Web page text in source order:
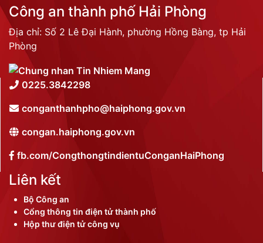
Công an thành phố Hải Phòng
Địa chỉ: Số 2 Lê Đại Hành, phường Hồng Bàng, tp Hải
Phòng
0225.3842298
conganthanhpho@haiphong.gov.vn
congan.haiphong.gov.vn
fb.com/CongthongtindientuConganHaiPhong
Liên kết
Bộ Công an
Cổng thông tin điện tử thành phố
Hộp thư điện tử công vụ